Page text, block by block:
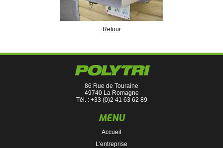
Retour
86 Rue de Touraine
49740 La Romagne
Tél. : +33 (0)2 41 63 62 89
MENU
Accueil
L'entreprise